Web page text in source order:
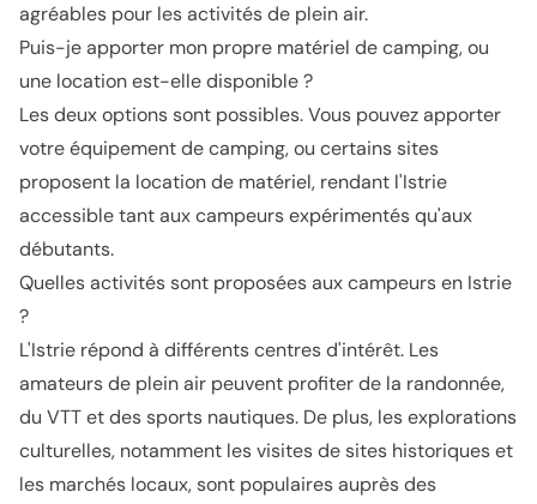
agréables pour les activités de plein air.
Puis-je apporter mon propre matériel de camping, ou
une location est-elle disponible ?
Les deux options sont possibles. Vous pouvez apporter
votre équipement de camping, ou certains sites
proposent la location de matériel, rendant l'Istrie
accessible tant aux campeurs expérimentés qu'aux
débutants.
Quelles activités sont proposées aux campeurs en Istrie
?
L'Istrie répond à différents centres d'intérêt. Les
amateurs de plein air peuvent profiter de la randonnée,
du VTT et des sports nautiques. De plus, les explorations
culturelles, notamment les visites de sites historiques et
les marchés locaux, sont populaires auprès des